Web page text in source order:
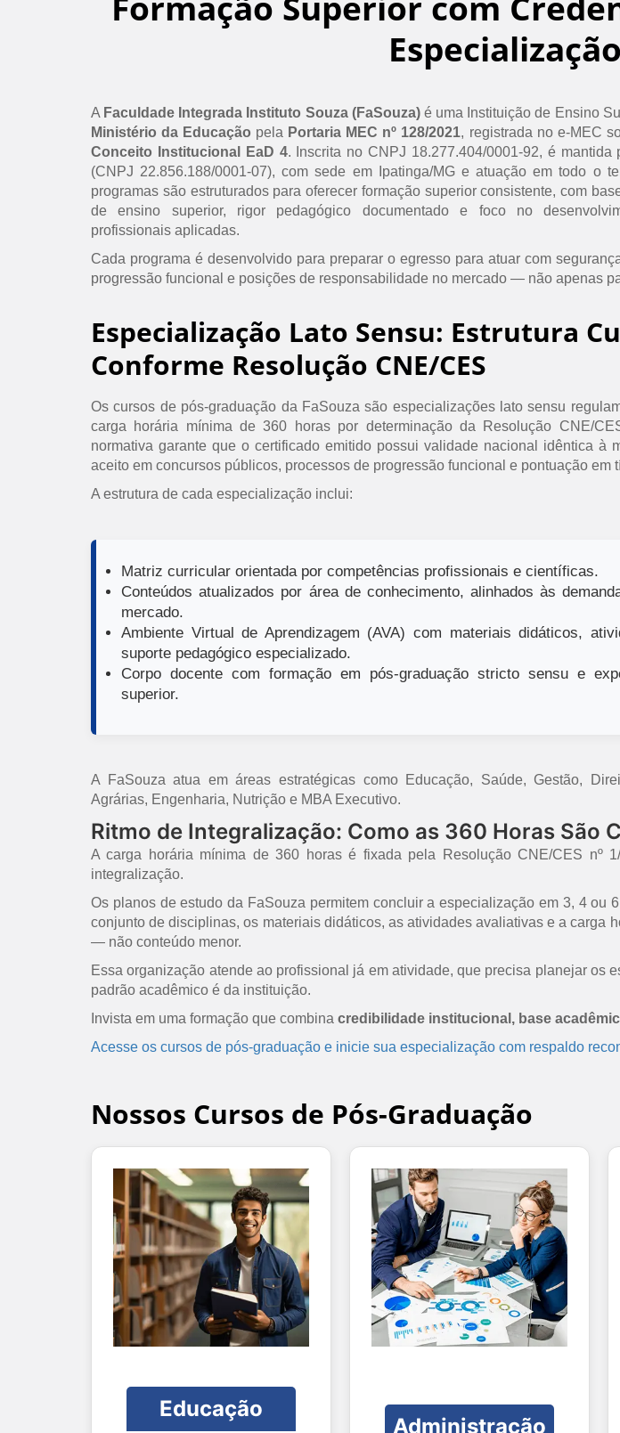
A Faculdade Integrada Instituto Souza (FaSouza)é uma Instituição de Ensino
Ministério da Educação pela Portaria MEC nº 128/2021, registrada no e-MEC
Conceito Institucional EaD 4. Inscrita no CNPJ 18.277.404/0001-92, é mantida
(CNPJ 22.856.188/0001-07), com sede em Ipatinga/MG e atuação em todo o
programas são estruturados para oferecer formação superior consistente, com
de ensino superior, rigor pedagógico documentado e foco no
profissionais aplicadas.
Cada programa é desenvolvido para preparar o egresso para atuar com
progressão funcional e posições de responsabilidade no mercado — não apenas
Especialização Lato Sensu: Estrutura
Conforme Resolução CNE/CES
Os cursos de pós-graduação da FaSouza são especializações lato sensu
carga horária mínima de 360 horas por determinação da Resolução CNE/
normativa garante que o certificado emitido possui validade nacional idêntica à
aceito em concursos públicos, processos de progressão funcional e pontuação em
A estrutura de cada especialização inclui:
Matriz curricular orientada por competências profissionais e científicas.
Conteúdos atualizados por área de conhecimento, alinhados às
mercado.
Ambiente Virtual de Aprendizagem (AVA) com materiais didáticos,
suporte pedagógico especializado.
Corpo docente com formação em pós-graduação stricto sensu e
superior.
A FaSouza atua em áreas estratégicas como Educação, Saúde, Gestão,
Agrárias, Engenharia, Nutrição e MBA Executivo.
Ritmo de Integralização: Como as 360 Horas São
A carga horária mínima de 360 horas é fixada pela Resolução CNE/CES
integralização.
Os planos de estudo da FaSouza permitem concluir a especialização em 3, 4
conjunto de disciplinas, os materiais didáticos, as atividades avaliativas e a carga
— não conteúdo menor.
Essa organização atende ao profissional já em atividade, que precisa planejar os
padrão acadêmico é da instituição.
Invista em uma formação que combina credibilidade institucional, base
Acesse os cursos de pós-graduação e inicie sua especialização com respaldo
Nossos Cursos de Pós-Graduação
Educação
Administração